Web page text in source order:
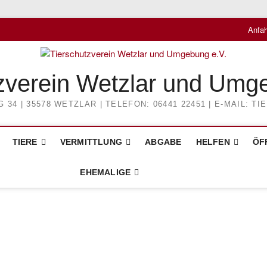
Wetzlar und
34 | 35578 WETZLAR | TELEFON: 06441 22451 | E-MAIL:
TIERE VERMITTLUNG ABGABE HELFEN
EHEMALIGE